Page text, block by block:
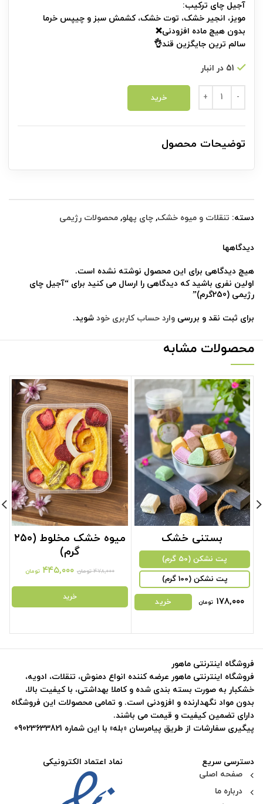
آجیل چای ترکیب:
مویز، انجیر خشک، توت خشک، کشمش سبز و چیپس خرما
بدون هیچ ماده افزودنی❌
سالم ترین جایگزین قند👌
51 در انبار
آجیل چای رژیمی (250گرم) عدد
خرید
توضیحات محصول
دسته: تنقلات و میوه خشک, چای پهلو, محصولات رژیمی
دیدگاهها
هیچ دیدگاهی برای این محصول نوشته نشده است.
اولین نفری باشید که دیدگاهی را ارسال می کنید برای “آجیل چای
رژیمی (250گرم)”
برای ثبت نقد و بررسی وارد حساب کاربری خود شوید.
محصولات مشابه
بستنی خشک
پت نشکن (50 گرم)
پت نشکن (100 گرم)
۱۷۸,۰۰۰ تومان خرید
میوه خشک مخلوط (۲۵۰
گرم)
۴۷۸,۰۰۰ تومان Original
۴۷۸,۰۰۰ تومان.
۴۴۵,۰۰۰ تومان
خرید
نماد اعتماد الکترونیکی
دسترسی سریع
صفحه اصلی
درباره ما
فروشگاه اینترنتی ماهور
فروشگاه اینترنتی ماهور عرضه کننده انواع دمنوش، تنقلات، ادویه،
خشکبار به صورت بسته بندی شده و کاملا بهداشتی، با کیفیت بالا،
بدون مواد نگهدارنده و افزودنی است. و تمامی محصولات این فروشگاه
دارای تضمین کیفیت و قیمت می باشند.
پیگیری سفارشات از طریق پیامرسان «بله» با این شماره 09023633821